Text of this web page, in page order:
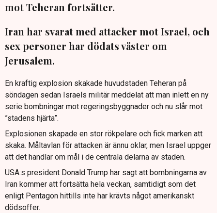
mot Teheran fortsätter.
Iran har svarat med attacker mot Israel, och
sex personer har dödats väster om
Jerusalem.
En kraftig explosion skakade huvudstaden Teheran på
söndagen sedan Israels militär meddelat att man inlett en ny
serie bombningar mot regeringsbyggnader och nu slår mot
”stadens hjärta”.
Explosionen skapade en stor rökpelare och fick marken att
skaka. Måltavlan för attacken är ännu oklar, men Israel uppger
att det handlar om mål i de centrala delarna av staden.
USA:s president Donald Trump har sagt att bombningarna av
Iran kommer att fortsätta hela veckan, samtidigt som det
enligt Pentagon hittills inte har krävts något amerikanskt
dödsoffer.